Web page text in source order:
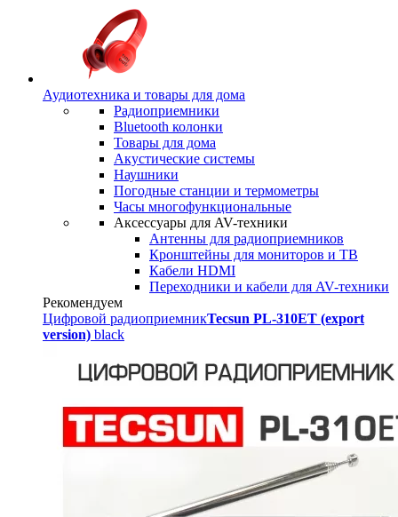
Аудиотехника и товары для дома
Радиоприемники
Bluetooth колонки
Товары для дома
Акустические системы
Наушники
Погодные станции и термометры
Часы многофункциональные
Аксессуары для AV-техники
Антенны для радиоприемников
Кронштейны для мониторов и ТВ
Кабели HDMI
Переходники и кабели для AV-техники
Рекомендуем
Цифровой радиоприемникTecsun PL-310ET (export
version) black